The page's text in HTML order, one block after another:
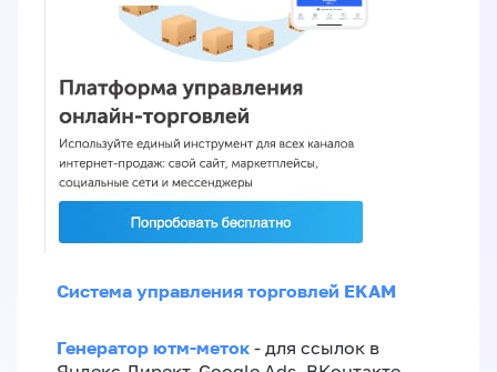
Система управления торговлей EKAM
Генератор ютм-меток - для ссылок в